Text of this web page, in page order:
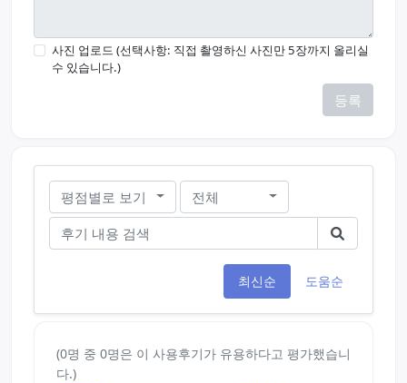
사진 업로드 (선택사항: 직접 촬영하신 사진만 5장까지 올리실
수 있습니다.)
등록
평점별로 보기 전체
최신순 도움순
(0명 중 0명은 이 사용후기가 유용하다고 평가했습니
다.)